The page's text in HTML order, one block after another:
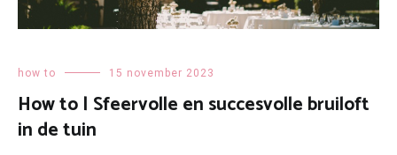
how to 15 november 2023
How to | Sfeervolle en succesvolle bruiloft
in de tuin